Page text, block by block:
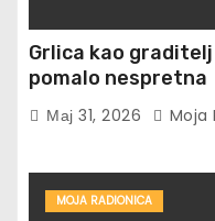
Grlica kao
pomalo nespretna
Мај 31, 2026 Moja
MOJA RADIONICA